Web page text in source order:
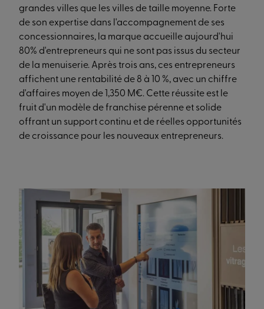
grandes villes que les villes de taille moyenne. Forte
de son expertise dans l'accompagnement de ses
concessionnaires, la marque accueille aujourd'hui
80% d'entrepreneurs qui ne sont pas issus du secteur
de la menuiserie. Après trois ans, ces entrepreneurs
affichent une rentabilité de 8 à 10 %, avec un chiffre
d'affaires moyen de 1,350 M€. Cette réussite est le
fruit d'un modèle de franchise pérenne et solide
offrant un support continu et de réelles opportunités
de croissance pour les nouveaux entrepreneurs.